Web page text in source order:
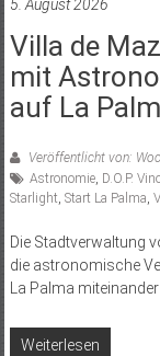
5. August 2026
Villa de
mit
auf La
Veröffentlicht von:
Astronomie, D.O.P.
Starlight, Start La Palma,
Die Stadtverwaltung
die astronomische
La Palma
Weiterlesen